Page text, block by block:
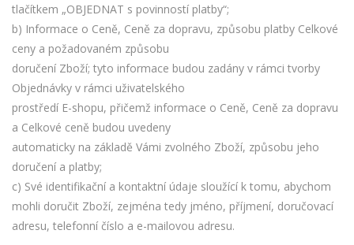
tlačítkem „OBJEDNAT s povinností platby“;
b) Informace o Ceně, Ceně za dopravu, způsobu platby Celkové
ceny a požadovaném způsobu
doručení Zboží; tyto informace budou zadány v rámci tvorby
Objednávky v rámci uživatelského
prostředí E-shopu, přičemž informace o Ceně, Ceně za dopravu
a Celkové ceně budou uvedeny
automaticky na základě Vámi zvolného Zboží, způsobu jeho
doručení a platby;
c) Své identifikační a kontaktní údaje sloužící k tomu, abychom
mohli doručit Zboží, zejména tedy jméno, příjmení, doručovací
adresu, telefonní číslo a e-mailovou adresu.